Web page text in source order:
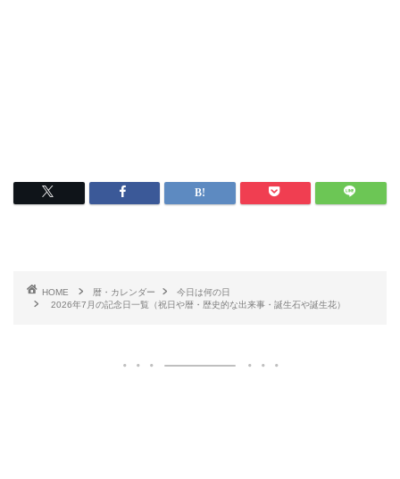
HOME 暦・カレンダー
今日は何の日
2026年7月の記念日一覧（祝日や暦・歴史的な出来事・誕生石や誕生花）